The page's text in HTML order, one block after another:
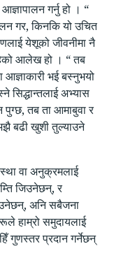
गर्नु हो । “
गर, किनकि यो उचित
येशूको जीवनीमा नै
आलेख हो । “ तब
भई बस्नुभयो
अभ्यास
पुग्छ, तब ता आमाबुवा र
बढी खुशी तुल्याउने
वा अनुक्रमलाई
जिउनेछन्, र
अनि सबैजना
हाम्रो समुदायलाई
गुणस्तर प्रदान गर्नेछन्